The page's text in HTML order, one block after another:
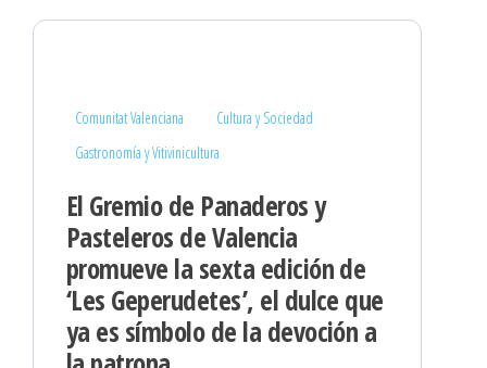
Comunitat Valenciana
Cultura y Sociedad
Gastronomía y Vitivinicultura
El Gremio de Panaderos y
Pasteleros de Valencia
promueve la sexta edición de
‘Les Geperudetes’, el dulce que
ya es símbolo de la devoción a